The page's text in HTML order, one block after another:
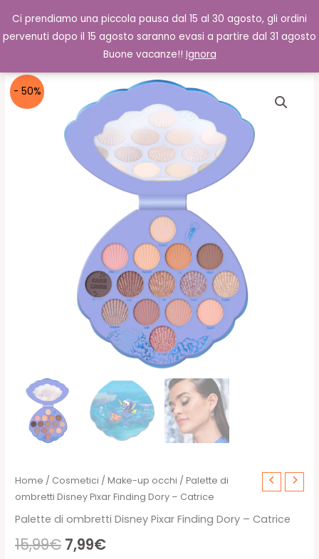
Ci prendiamo una piccola pausa dal 15 al 30 agosto, gli ordini
pervenuti dopo il 15 agosto saranno evasi a partire dal 31 agosto
Buone vacanze!! Ignora
contenuto
0,00€ Cerca
- 50%
Home / Cosmetici /Make-up occhi / Palette di
ombretti Disney Pixar Finding Dory – Catrice
Palette di ombretti Disney Pixar Finding Dory – Catrice
15,99€ Il
7,99€Il